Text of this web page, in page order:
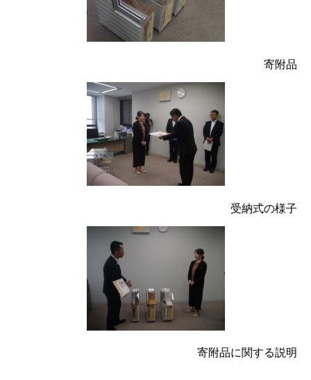
寄附品
受納式の様子
寄附品に関する説明